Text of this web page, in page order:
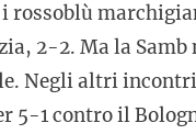
rossoblù
2-2. Ma la Samb
Negli altri
5-1 contro il